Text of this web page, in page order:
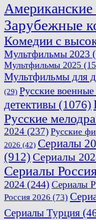
Зарубежные
Комедии с
Мультфильмы 2023
Мультфильмы 2025
Мультфильмы для
(29) Русские
детективы (1076)
Русские
2024 (237) Русские
2026 (42) Сериалы
(912) Сериалы
Сериалы
2024 (244) Сериалы
Россия 2026 (73)
Сериалы Турция